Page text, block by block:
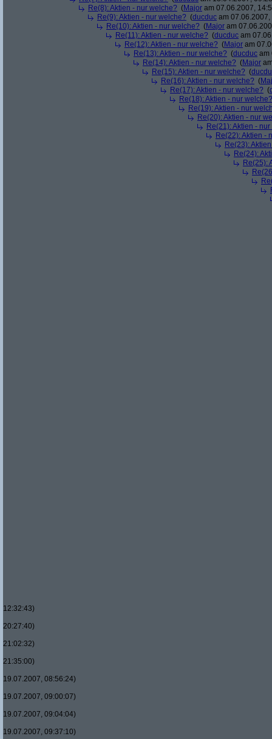
Re(8): Aktien - nur welche? (Major am 07.06.2007,
Re(9): Aktien - nur welche? (ducduc am
Re(10): Aktien - nur welche? (Major am
Re(11): Aktien - nur welche? (ducduc am
Re(12): Aktien - nur welche? (Major am
Re(13): Aktien - nur welche? (ducduc am
Re(14): Aktien - nur welche? (Major
Re(15): Aktien - nur welche? (
Re(16): Aktien - nur welche? (
Re(17): Aktien - nur welche? (
Re(18): Aktien - nur welche?
Re(19): Aktien - nur
Re(20): Aktien - nur
Re(21): Aktien -
Re(22): Aktien -
Re(23):
Re(24):
Re(25):
12:32:43)
20:27:40)
21:02:32)
21:35:00)
19.07.2007, 08:56:24)
19.07.2007, 09:00:07)
19.07.2007, 09:04:04)
19.07.2007, 09:37:10)